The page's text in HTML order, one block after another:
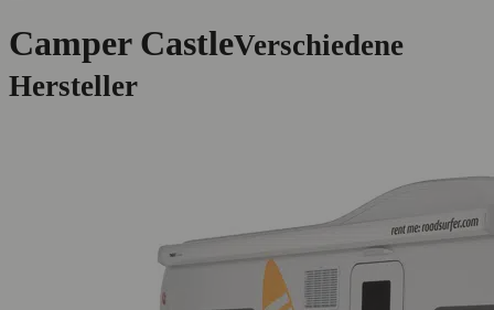
Camper CastleVerschiedene
Hersteller